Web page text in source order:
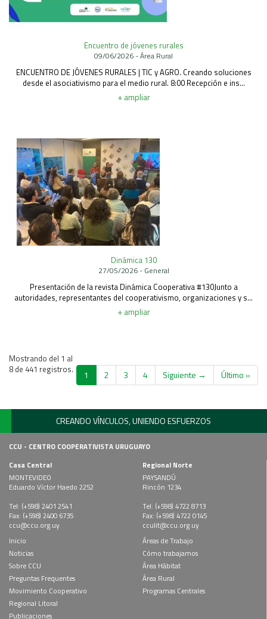
Encuentro de jóvenes rurales
09/06/2026 - Área Rural
ENCUENTRO DE JÓVENES RURALES | TIC y AGRO. Creando soluciones
desde el asociativismo para el medio rural. 8:00 Recepción e ins...
+ ampliar
Dinámica 130
27/05/2026 - General
Presentación de la revista Dinámica Cooperativa #130Junto a
autoridades, representantes del cooperativismo, organizaciones y s...
+ ampliar
1 2 3 4 Siguiente → Último »
Mostrando del 1 al
8 de 441 registros.
CREANDO VÍNCULOS, UNIENDO ESFUERZOS
CCU - CENTRO COOPERATIVISTA URUGUAYO
Casa Central
MONTEVIDEO
Eduardo Víctor Haedo 2252
Tel: (+598) 2401 2541
Fax: (+598) 2400 6735
ccu@ccu.org.uy
Regional Norte
PAYSANDÚ
Rincón 1234
Tel: (+598) 4722 8713
Fax: (+598) 4722 0145
cculit@ccu.org.uy
Inicio
Noticias
Sobre CCU
Preguntas Frequentes
Movimiento Cooperativo
Áreas de Trabajo
Cómo trabajamos
Área Hábitat
Área Rural
Programas Centrales
Regional Litoral
Publicaciones